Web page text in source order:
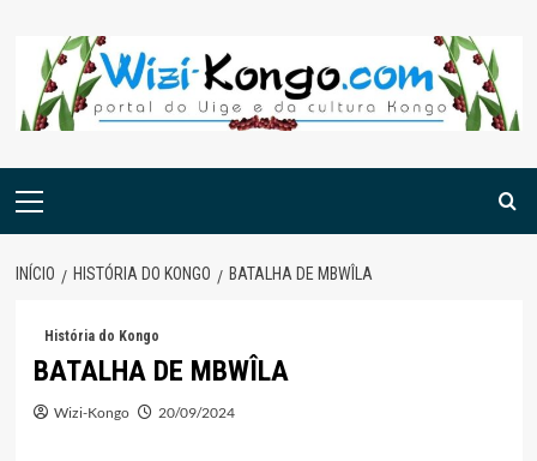
content
Menu
INÍCIO HISTÓRIA DO KONGO BATALHA DE MBWÎLA
História do Kongo
BATALHA DE MBWÎLA
Wizi-Kongo 20/09/2024